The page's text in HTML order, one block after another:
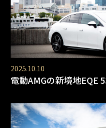
2025.10.10
電動AMGの新境地EQE